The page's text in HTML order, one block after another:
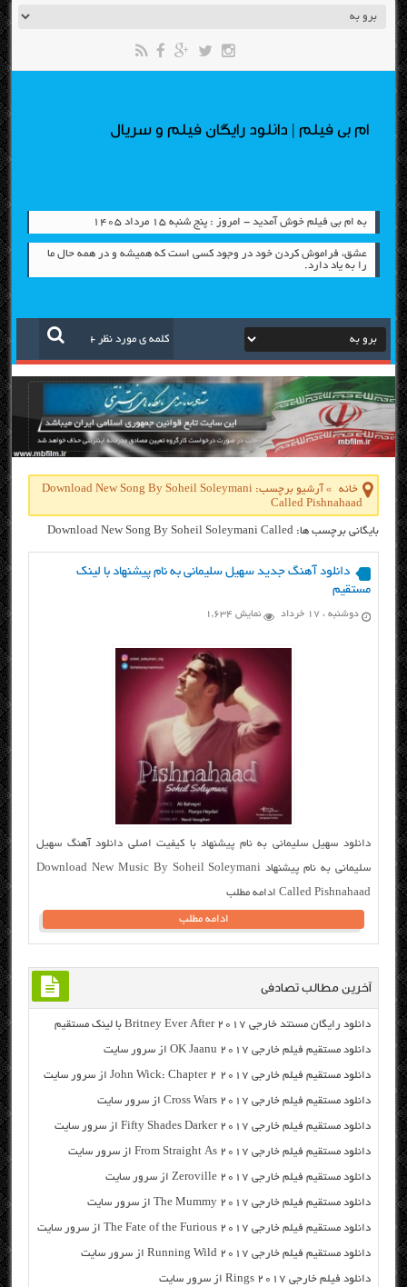
ام بی فیلم | دانلود رایگان فیلم و سریال
به ام بی فیلم خوش آمدید - امروز : پنج شنبه ۱۵ مرداد ۱۴۰۵
عشق، فراموش كردن خود در وجود كسی است كه همیشه و در همه حال ما
را به یاد دارد.
خانه »
آرشیو برچسب: Download New Song By Soheil Soleymani
Called Pishnahaad
بایگانی برچسب ها: Download New Song By Soheil Soleymani Called
دانلود آهنگ جدید سهیل سلیمانی به نام پیشنهاد با لینک
مستقیم
دوشنبه ، ۱۷ خرداد نمایش 1,634
دانلود سهیل سلیمانی به نام پیشنهاد با کیفیت اصلی دانلود آهنگ سهیل
سلیمانی به نام پیشنهاد Download New Music By Soheil Soleymani
Called Pishnahaad ادامه مطلب
ادامه مطلب
آخرین مطالب تصادفی
دانلود رایگان مسنتد خارجی Britney Ever After 2017 با لینک مستقیم
دانلود مستقیم فیلم خارجی OK Jaanu 2017 از سرور سایت
دانلود مستقیم فیلم خارجی John Wick: Chapter 2 2017 از سرور سایت
دانلود مستقیم فیلم خارجی Cross Wars 2017 از سرور سایت
دانلود مستقیم فیلم خارجی Fifty Shades Darker 2017 از سرور سایت
دانلود مستقیم فیلم خارجی From Straight As 2017 از سرور سایت
دانلود مستقیم فیلم خارجی Zeroville 2017 از سرور سایت
دانلود مستقیم فیلم خارجی The Mummy 2017 از سرور سایت
دانلود مستقیم فیلم خارجی The Fate of the Furious 2017 از سرور سایت
دانلود مستقیم فیلم خارجی Running Wild 2017 از سرور سایت
دانلود فیلم خارجی Rings 2017 از سرور سایت